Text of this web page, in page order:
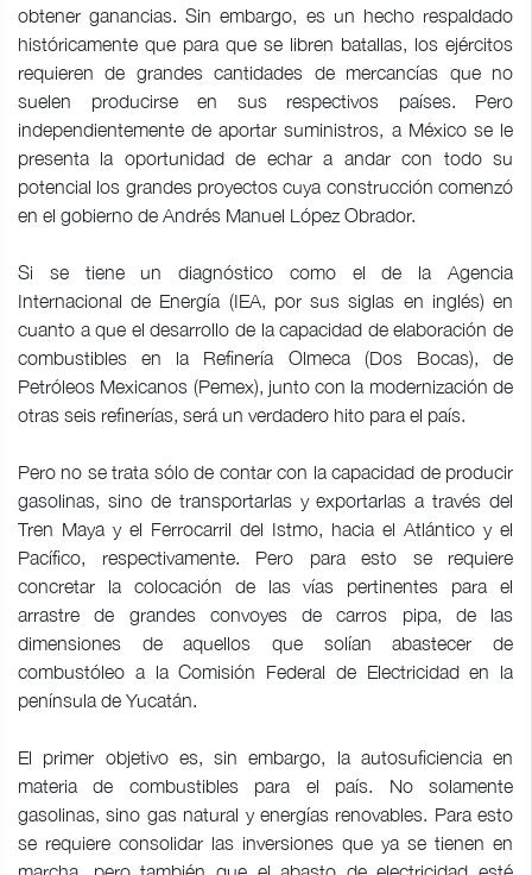
obtener ganancias. Sin embargo, es un hecho respaldado
históricamente que para que se libren batallas, los ejércitos
requieren de grandes cantidades de mercancías que no
suelen producirse en sus respectivos países. Pero
independientemente de aportar suministros, a México se le
presenta la oportunidad de echar a andar con todo su
potencial los grandes proyectos cuya construcción comenzó
en el gobierno de Andrés Manuel López Obrador.
Si se tiene un diagnóstico como el de la Agencia
Internacional de Energía (IEA, por sus siglas en inglés) en
cuanto a que el desarrollo de la capacidad de elaboración de
combustibles en la Refinería Olmeca (Dos Bocas), de
Petróleos Mexicanos (Pemex), junto con la modernización de
otras seis refinerías, será un verdadero hito para el país.
Pero no se trata sólo de contar con la capacidad de producir
gasolinas, sino de transportarlas y exportarlas a través del
Tren Maya y el Ferrocarril del Istmo, hacia el Atlántico y el
Pacífico, respectivamente. Pero para esto se requiere
concretar la colocación de las vías pertinentes para el
arrastre de grandes convoyes de carros pipa, de las
dimensiones de aquellos que solían abastecer de
combustóleo a la Comisión Federal de Electricidad en la
península de Yucatán.
El primer objetivo es, sin embargo, la autosuficiencia en
materia de combustibles para el país. No solamente
gasolinas, sino gas natural y energías renovables. Para esto
se requiere consolidar las inversiones que ya se tienen en